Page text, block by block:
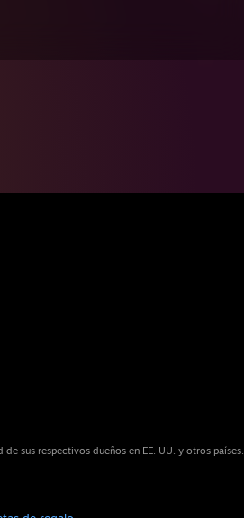
sus respectivos dueños en EE. UU. y otros países.